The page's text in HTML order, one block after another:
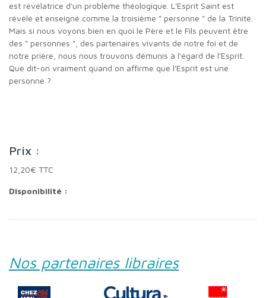
est révélatrice d'un problème théologique. L'Esprit Saint est
révélé et enseigné comme la troisième " personne " de la Trinité.
Mais si nous voyons bien en quoi le Père et le Fils peuvent être
des " personnes ", des partenaires vivants de notre foi et de
notre prière, nous nous trouvons démunis à l'égard de l'Esprit.
Que dit-on vraiment quand on affirme que l'Esprit est une
personne ?
Prix :
12,20€ TTC
Disponibilité :
Nos partenaires libraires